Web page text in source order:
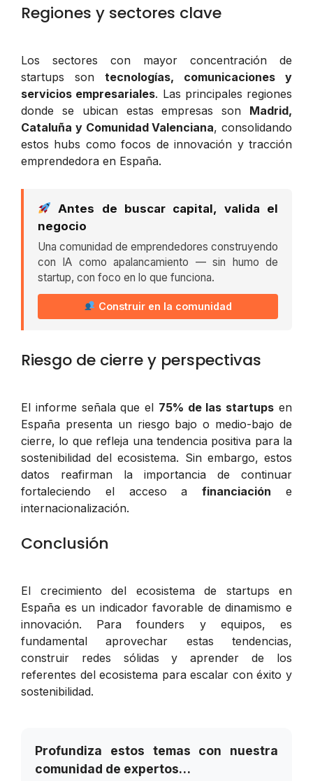
Regiones y sectores clave
Los sectores con mayor concentración de
startups son tecnologías, comunicaciones y
servicios empresariales. Las principales regiones
donde se ubican estas empresas son Madrid,
Cataluña y Comunidad Valenciana, consolidando
estos hubs como focos de innovación y tracción
emprendedora en España.
Antes de buscar capital, valida el
negocio
Una comunidad de emprendedores construyendo
con IA como apalancamiento — sin humo de
startup, con foco en lo que funciona.
Construir en la comunidad
Riesgo de cierre y perspectivas
El informe señala que el 75% de las startups en
España presenta un riesgo bajo o medio-bajo de
cierre, lo que refleja una tendencia positiva para la
sostenibilidad del ecosistema. Sin embargo, estos
datos reafirman la importancia de continuar
fortaleciendo el acceso afinanciación e
internacionalización.
Conclusión
El crecimiento del ecosistema de startups en
España es un indicador favorable de dinamismo e
innovación. Para founders y equipos, es
fundamental aprovechar estas tendencias,
construir redes sólidas y aprender de los
referentes del ecosistema para escalar con éxito y
sostenibilidad.
Profundiza estos temas con nuestra
comunidad de expertos…